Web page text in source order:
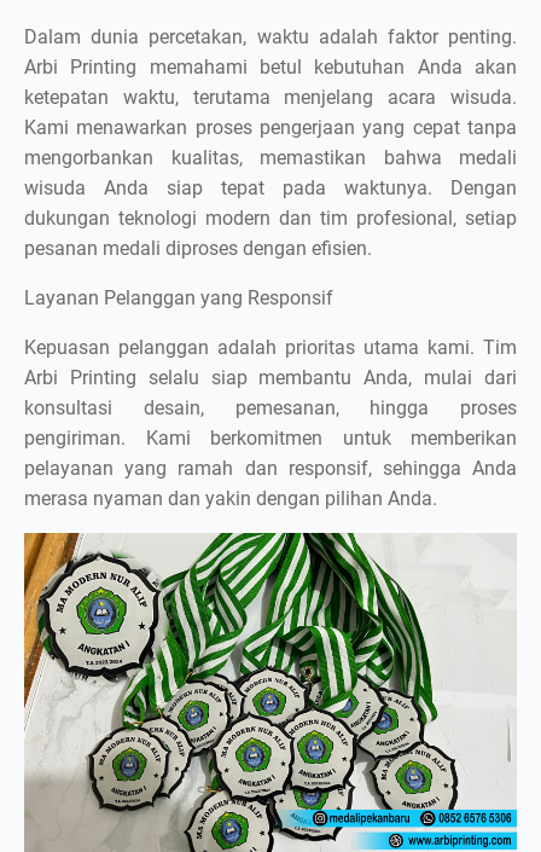
Dalam dunia percetakan, waktu adalah faktor penting.
Arbi Printing memahami betul kebutuhan Anda akan
ketepatan waktu, terutama menjelang acara wisuda.
Kami menawarkan proses pengerjaan yang cepat tanpa
mengorbankan kualitas, memastikan bahwa medali
wisuda Anda siap tepat pada waktunya. Dengan
dukungan teknologi modern dan tim profesional, setiap
pesanan medali diproses dengan efisien.
Layanan Pelanggan yang Responsif
Kepuasan pelanggan adalah prioritas utama kami. Tim
Arbi Printing selalu siap membantu Anda, mulai dari
konsultasi desain, pemesanan, hingga proses
pengiriman. Kami berkomitmen untuk memberikan
pelayanan yang ramah dan responsif, sehingga Anda
merasa nyaman dan yakin dengan pilihan Anda.